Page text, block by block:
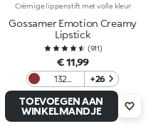
Crèmige lippenstift met volle kleur
Gossamer Emotion Creamy
Lipstick
(911)
€ 11,99
132
Crimson
+26
TOEVOEGEN AAN
WINKELMANDJE